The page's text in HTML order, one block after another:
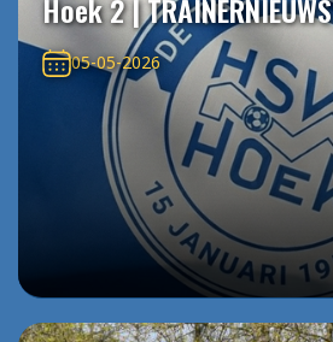
Hoek 2 | TRAINERNIEUWS
05-05-2026